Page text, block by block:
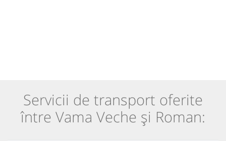
Servicii de transport oferite
între Vama Veche și Roman: